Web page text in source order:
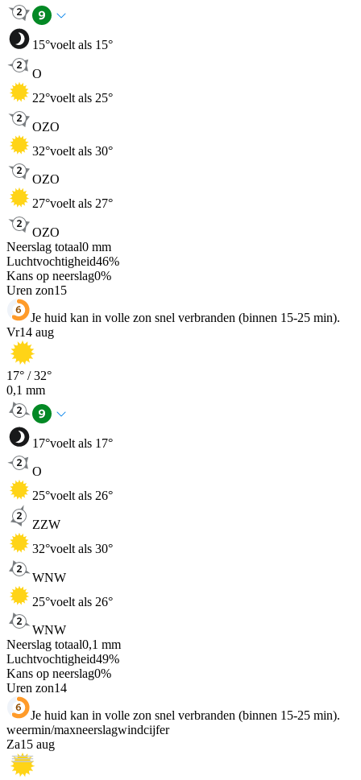
15°voelt als 15°
O
22°voelt als 25°
OZO
32°voelt als 30°
OZO
27°voelt als 27°
OZO
Neerslag totaal0 mm
Luchtvochtigheid46%
Kans op neerslag0%
Uren zon15
Je huid kan in volle zon snel verbranden (binnen 15-25 min).
Vr14 aug
17° /32°
0,1 mm
17°voelt als 17°
O
25°voelt als 26°
ZZW
32°voelt als 30°
WNW
25°voelt als 26°
WNW
Neerslag totaal0,1 mm
Luchtvochtigheid49%
Kans op neerslag0%
Uren zon14
Je huid kan in volle zon snel verbranden (binnen 15-25 min).
weermin/maxneerslagwindcijfer
Za15 aug